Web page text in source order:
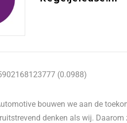
(0.0988)
bouwen we aan de
denken als wij. Daarom